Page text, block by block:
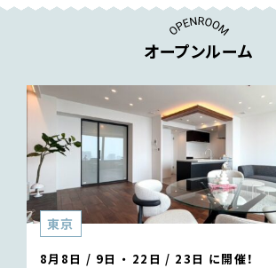
オープンルーム
東京
8月8日 / 9日 ・ 22日 / 23日 に開催！